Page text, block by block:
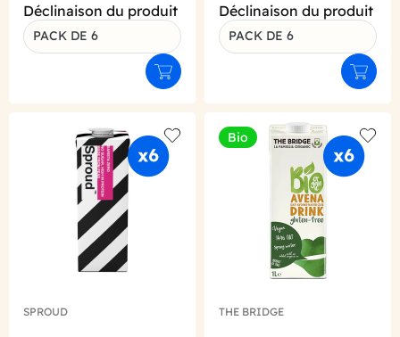
Déclinaison du produit
PACK DE 6
Ajouter au panier
Déclinaison du produit
PACK DE 6
Add to wishlist
SPROUD
Bio
Add
THE BRIDGE